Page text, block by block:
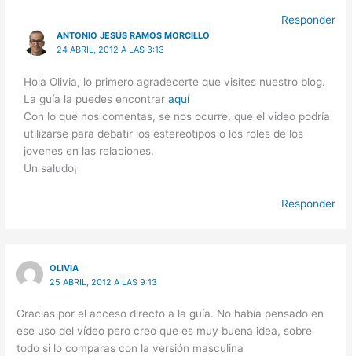
Responder
ANTONIO JESÚS RAMOS MORCILLO
24 ABRIL, 2012 A LAS 3:13
Hola Olivia, lo primero agradecerte que visites nuestro blog.
La guía la puedes encontraraquí
Con lo que nos comentas, se nos ocurre, que el video podría
utilizarse para debatir los estereotipos o los roles de los
jovenes en las relaciones.
Un saludo¡
Responder
OLIVIA
25 ABRIL, 2012 A LAS 9:13
Gracias por el acceso directo a la guía. No había pensado en
ese uso del vídeo pero creo que es muy buena idea, sobre
todo si lo comparas con la versión masculina